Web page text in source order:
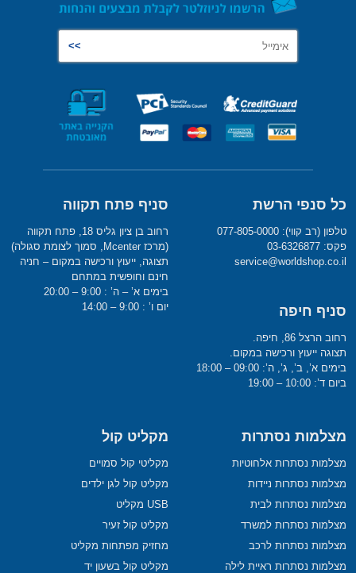
כל סנפי הרשת
טלפון (רב קווי): 077-805-0000
פקס: 03-6326877
service@worldshop.co.il
סניף חיפה
רחוב הרצל 86, חיפה.
תצוגה ייעוץ ורכישה במקום.
בימים א’, ב’, ג’, ה’: 09:00 – 18:00
ביום ד’: 10:00 – 19:00
סניף פתח תקווה
רחוב בן ציון גליס 18, פתח תקווה
(מרכז Mcenter, סמוך לצומת סגולה)
תצוגה, ייעוץ ורכישה במקום – חניה
חינם וחופשית במתחם
בימים א’ – ה’ : 9:00 – 20:00
יום ו’ : 9:00 – 14:00
מצלמות נסתרות
מצלמות נסתרות אלחוטיות
מצלמות נסתרות ניידות
מצלמות נסתרות לבית
מצלמות נסתרות למשרד
מצלמות נסתרות לרכב
מצלמות נסתרות ראיית לילה
מקליט קול
מקליטי קול סמויים
מקליט קול לגן ילדים
USB מקליט
מקליט קול זעיר
מחזיק מפתחות מקליט
מקליט קול בשעון יד